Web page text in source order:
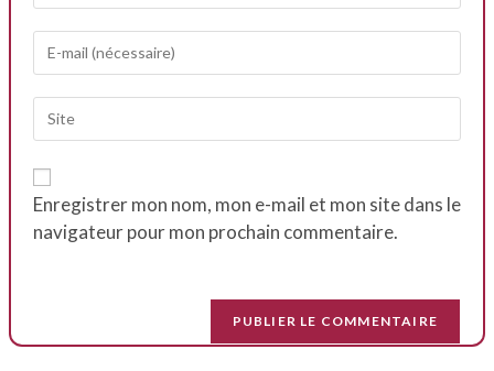
Enregistrer mon nom, mon e-mail et mon site dans le
navigateur pour mon prochain commentaire.